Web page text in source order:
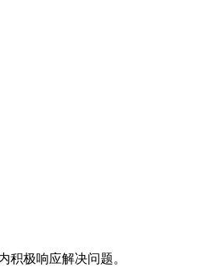
积极响应解决问题。